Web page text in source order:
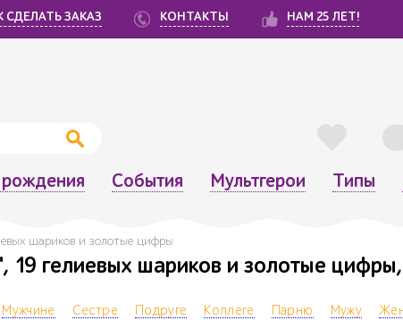
СДЕЛАТЬ ЗАКАЗ КОНТАКТЫ НАМ 25 ЛЕТ!
События Мультгерои Типы
шариков и золотые цифры
гелиевых шариков и золотые
Мужчине Сестре Подруге Коллеге Парню Мужу